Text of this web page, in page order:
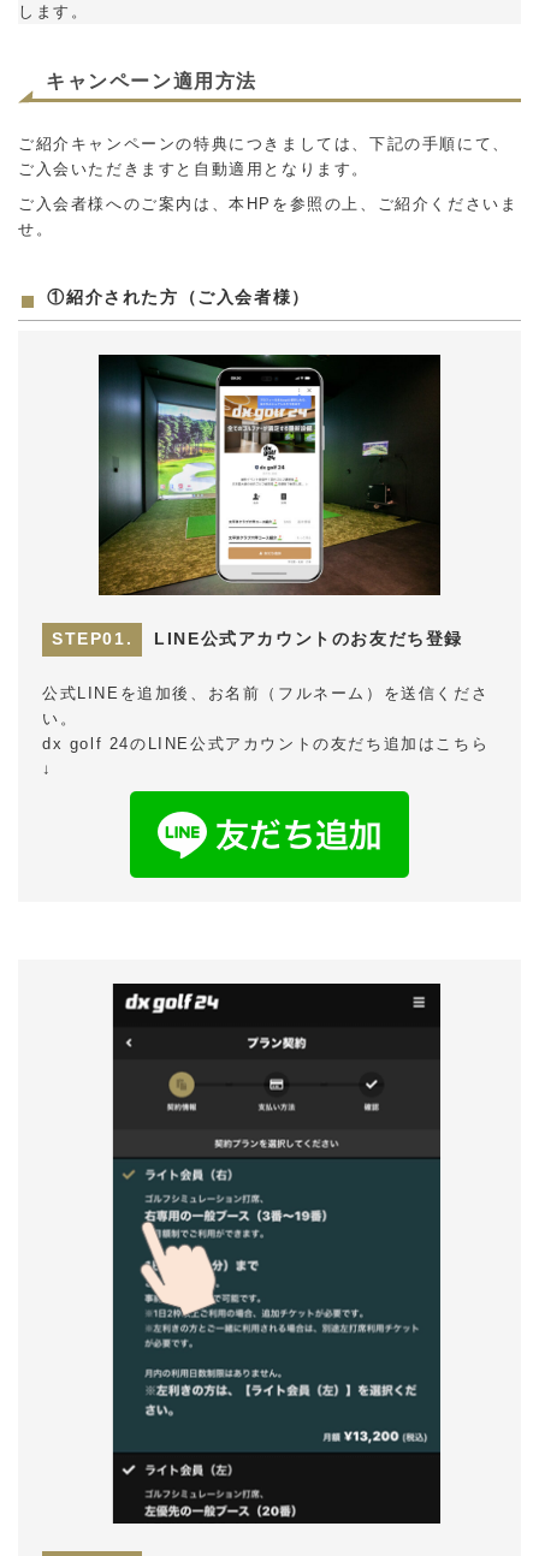
します。
キャンペーン適用方法
ご紹介キャンペーンの特典につきましては、下記の手順にて、
ご入会いただきますと自動適用となります。
ご入会者様へのご案内は、本HPを参照の上、ご紹介くださいま
せ。
①紹介された方（ご入会者様）
LINE公式アカウントのお友だち登録
公式LINEを追加後、お名前（フルネーム）を送信くださ
い。
dx golf 24のLINE公式アカウントの友だち追加はこちら
↓